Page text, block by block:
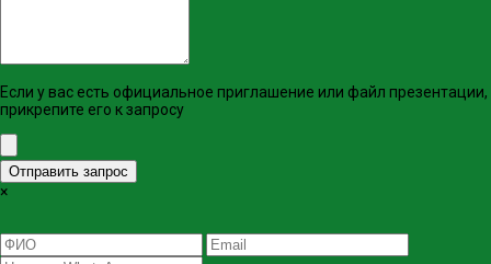
Если у вас есть официальное приглашение или файл презентации,
прикрепите его к запросу
Отправить запрос
×